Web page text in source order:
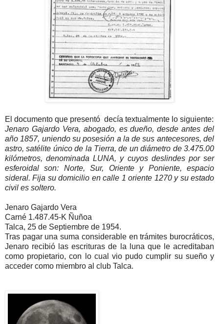
El documento que presentó decía textualmente lo siguiente:
Jenaro Gajardo Vera, abogado, es dueño, desde antes del
año 1857, uniendo su posesión a la de sus antecesores, del
astro, satélite único de la Tierra, de un diámetro de 3.475.00
kilómetros, denominada LUNA, y cuyos deslindes por ser
esferoidal son: Norte, Sur, Oriente y Poniente, espacio
sideral. Fija su domicilio en calle 1 oriente 1270 y su estado
civil es soltero.
Jenaro Gajardo Vera
Carné 1.487.45-K Ñuñoa
Talca, 25 de Septiembre de 1954.
Tras pagar una suma considerable en trámites burocráticos,
Jenaro recibió las escrituras de la luna que le acreditaban
como propietario, con lo cual vio pudo cumplir su sueño y
acceder como miembro al club Talca.